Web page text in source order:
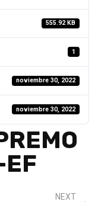
555.92 KB
1
noviembre 30, 2022
noviembre 30, 2022
NEXT